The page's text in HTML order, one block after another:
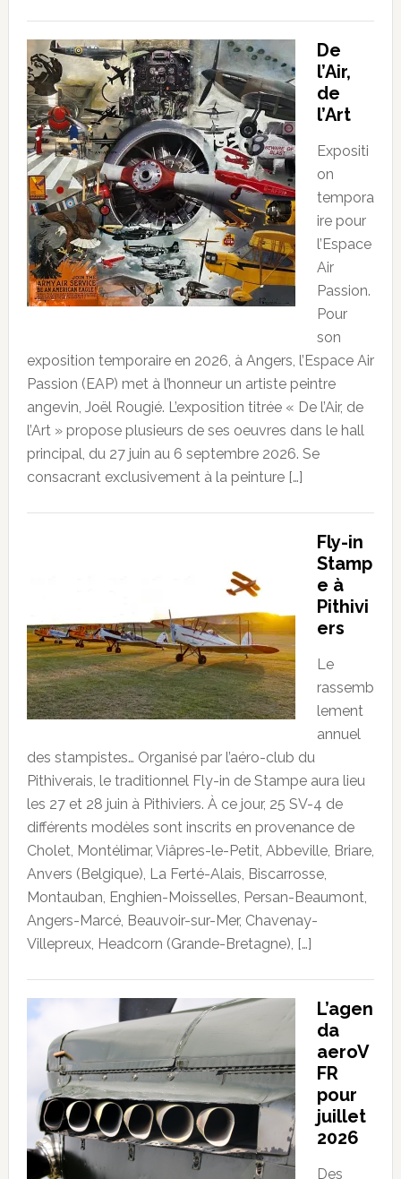
De
l’Air,
de
l’Art
Expositi
on
tempora
ire pour
l’Espace
Air
Passion.
Pour
son
exposition temporaire en 2026, à Angers, l’Espace Air
Passion (EAP) met à l’honneur un artiste peintre
angevin, Joël Rougié. L’exposition titrée « De l’Air, de
l’Art » propose plusieurs de ses oeuvres dans le hall
principal, du 27 juin au 6 septembre 2026. Se
consacrant exclusivement à la peinture […]
Fly-in
Stamp
e à
Pithivi
ers
Le
rassemb
lement
annuel
des stampistes… Organisé par l’aéro-club du
Pithiverais, le traditionnel Fly-in de Stampe aura lieu
les 27 et 28 juin à Pithiviers. À ce jour, 25 SV-4 de
différents modèles sont inscrits en provenance de
Cholet, Montélimar, Viâpres-le-Petit, Abbeville, Briare,
Anvers (Belgique), La Ferté-Alais, Biscarrosse,
Montauban, Enghien-Moisselles, Persan-Beaumont,
Angers-Marcé, Beauvoir-sur-Mer, Chavenay-
Villepreux, Headcorn (Grande-Bretagne), […]
L’agen
da
aeroV
FR
pour
juillet
2026
Des